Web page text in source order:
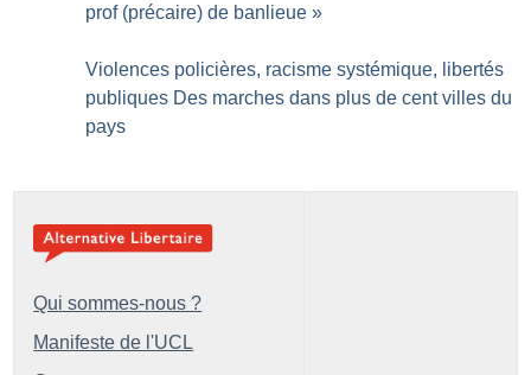
prof (précaire) de banlieue »
Violences policières, racisme systémique, libertés
publiques Des marches dans plus de cent villes du
pays
Qui sommes-nous ?
Manifeste de l'UCL